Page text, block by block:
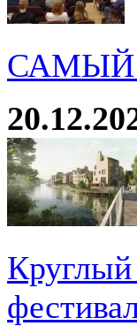
САМЫЙ
Круглый